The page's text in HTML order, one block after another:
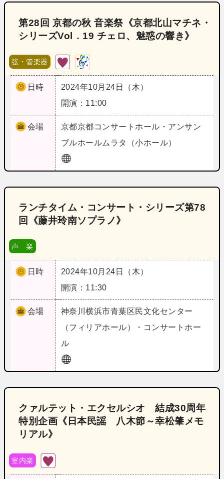
第28回 京都の秋 音楽祭《京都北山マチネ・
シリーズVol．19 チェロ、魅惑の響き》
弦・管楽器
日時
2024年10月24日（木）
開演：11:00
会場 京都京都コンサートホール・アンサン
ブルホールムラタ（小ホール）
ランチタイム・コンサート・シリーズ第78
回《藤井玲南ソプラノ》
声 楽
日時
2024年10月24日（木）
開演：11:30
会場 神奈川横浜市青葉区民文化センター
（フィリアホール）・コンサートホー
ル
クァルテット・エクセルシオ 結成30周年
特別企画《日本民謡 八木節～幸松肇メモ
リアル》
室内楽